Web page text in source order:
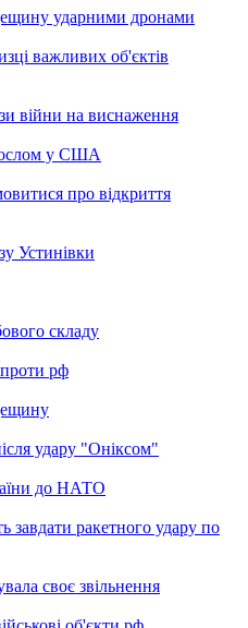
ударними дронами
важливих об'єктів
війни на виснаження
у США
про відкриття
Устинівки
складу
рф
удару "Оніксом"
до НАТО
завдати ракетного удару по
своє звільнення